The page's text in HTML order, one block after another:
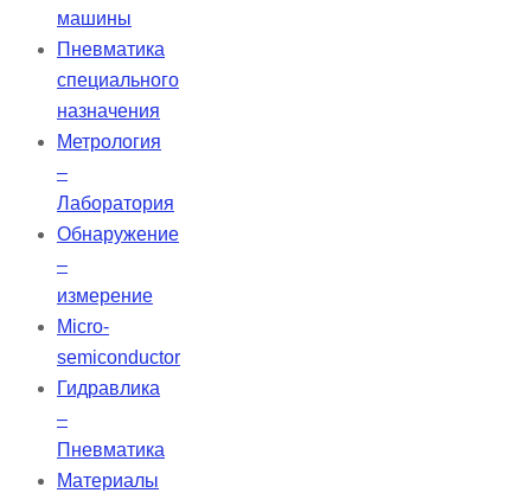
машины
Пневматика
специального
назначения
Метрология
–
Лаборатория
Обнаружение
–
измерение
Micro-
semiconductor
Гидравлика
–
Пневматика
Материалы